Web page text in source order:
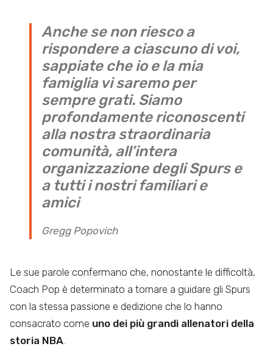
Anche se non riesco a
rispondere a ciascuno di voi,
sappiate che io e la mia
famiglia vi saremo per
sempre grati. Siamo
profondamente riconoscenti
alla nostra straordinaria
comunità, all’intera
organizzazione degli Spurs e
a tutti i nostri familiari e
amici
Gregg Popovich
Le sue parole confermano che, nonostante le difficoltà,
Coach Pop è determinato a tornare a guidare gli Spurs
con la stessa passione e dedizione che lo hanno
consacrato come uno dei più grandi allenatori della
storia NBA.